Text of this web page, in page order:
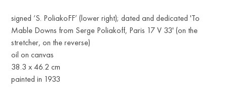
signed ‘S. PoliakoFF’ (lower right); dated and dedicated 'To
Mable Downs from Serge Poliakoff, Paris 17 V 33' (on the
stretcher, on the reverse)
oil on canvas
38.3 x 46.2 cm
painted in 1933